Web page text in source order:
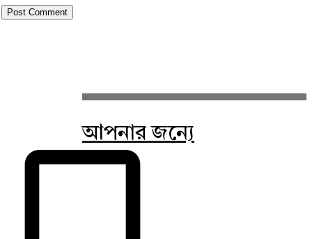
আপনার জন্যে